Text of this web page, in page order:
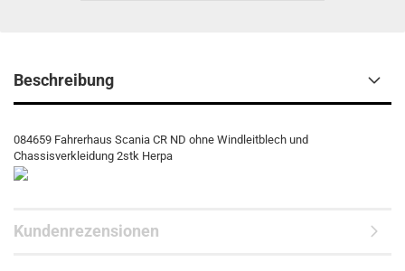
Beschreibung
084659 Fahrerhaus Scania CR ND ohne Windleitblech und
Chassisverkleidung 2stk Herpa
Kundenrezensionen